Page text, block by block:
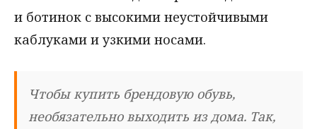
и ботинок с высокими неустойчивыми
каблуками и узкими носами.
Чтобы купить брендовую обувь,
необязательно выходить из дома. Так,